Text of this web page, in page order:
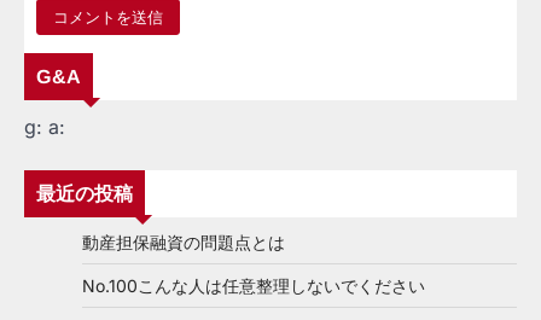
G&A
g: a:
最近の投稿
動産担保融資の問題点とは
No.100こんな人は任意整理しないでください